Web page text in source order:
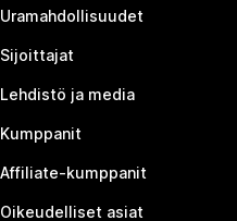
Uramahdollisuudet
Sijoittajat
Lehdistö ja media
Kumppanit
Affiliate-kumppanit
Oikeudelliset asiat